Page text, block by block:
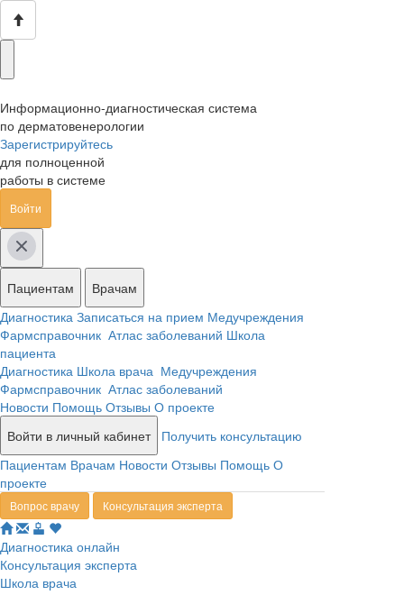
Информационно-диагностическая система
по дерматовенерологии
Зарегистрируйтесь
для полноценной
работы в системе
Войти
Пациентам
Врачам
Диагностика Записаться на прием Медучреждения
Фармсправочник Атлас заболеваний Школа
пациента
Диагностика Школа врача Медучреждения
Фармсправочник Атлас заболеваний
Новости Помощь Отзывы О проекте
Войти в личный кабинет
Получить консультацию
Пациентам Врачам Новости Отзывы Помощь О
проекте
Вопрос врачу Консультация эксперта
Диагностика онлайн
Консультация эксперта
Школа врача